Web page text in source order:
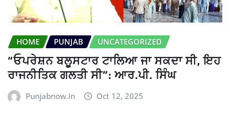
HOME PUNJAB UNCATEGORIZED
“ਓਪਰੇਸ਼ਨ ਬਲੂਸਟਾਰ ਟਾਲਿਆ ਜਾ ਸਕਦਾ ਸੀ, ਇਹ
ਰਾਜਨੀਤਿਕ ਗਲਤੀ ਸੀ”: ਆਰ.ਪੀ. ਸਿੰਘ
Punjabnow.in Oct 12, 2025